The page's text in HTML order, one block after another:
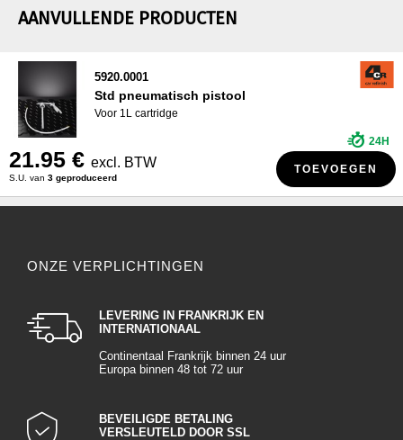
AANVULLENDE PRODUCTEN
5920.0001
Std pneumatisch pistool
Voor 1L cartridge
21.95 € excl. BTW
S.U. van 3 geproduceerd
24H
TOEVOEGEN
ONZE VERPLICHTINGEN
LEVERING IN FRANKRIJK EN
INTERNATIONAAL
Continentaal Frankrijk binnen 24 uur
Europa binnen 48 tot 72 uur
BEVEILIGDE BETALING
VERSLEUTELD DOOR SSL